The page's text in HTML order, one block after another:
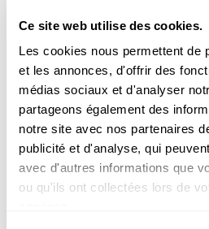
Ce site web utilise des cookies.
Les cookies nous permettent de
et les annonces, d'offrir des
médias sociaux et d'analyser
partageons également des
notre site avec nos partenaires
publicité et d'analyse, qui
avec d'autres informations que
ou qu'ils ont collectées lors de
Bau e Schnéimännchen
e schmëlzen
FNR